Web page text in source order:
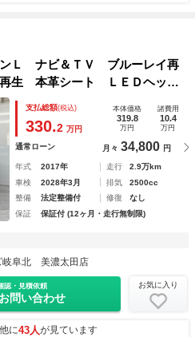
Ｌ ナビ＆ＴＶ ブルーレイ再
生 本革シート ＬＥＤヘッド
ンアシスト オットマン クル
コーダー
支払総額(税込)
330.2 万円
本体価格
319.8
万円
諸費用
10.4
万円
通常ローン 月々 34,800 円
年式 2017年 走行
2.9万km
車検
2028年3月 排気
2500cc
整備
法定整備付 修復
なし
保証
保証付 (12ヶ月・走行無制限)
岐阜北 美濃太田店
認・見積依頼
問い合わせ
お気に入り
に43人が見ています